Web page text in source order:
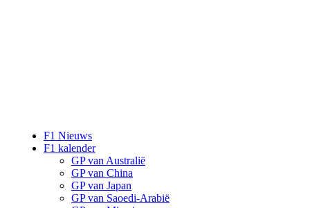
F1 Nieuws
F1 kalender
GP van Australië
GP van China
GP van Japan
GP van Saoedi-Arabië